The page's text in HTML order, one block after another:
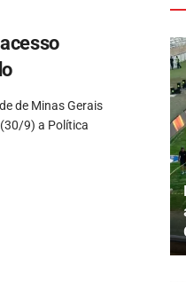
de Minas Gerais
9) a Política